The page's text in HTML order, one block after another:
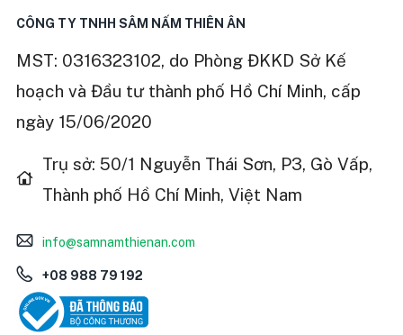
CÔNG TY TNHH SÂM NẤM THIÊN ÂN
MST: 0316323102, do Phòng ĐKKD Sở Kế
hoạch và Đầu tư thành phố Hồ Chí Minh, cấp
ngày 15/06/2020
Trụ sở: 50/1 Nguyễn Thái Sơn, P3, Gò Vấp,
Thành phố Hồ Chí Minh, Việt Nam
info@samnamthienan.com
+08 988 79 192